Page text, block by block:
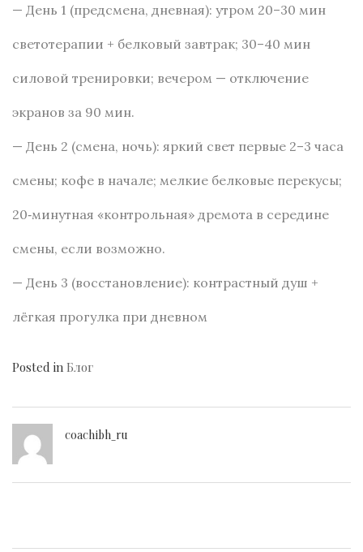
— День 1 (предсмена, дневная): утром 20–30 мин
светотерапии + белковый завтрак; 30–40 мин
силовой тренировки; вечером — отключение
экранов за 90 мин.
— День 2 (смена, ночь): яркий свет первые 2–3 часа
смены; кофе в начале; мелкие белковые перекусы;
20‑минутная «контрольная» дремота в середине
смены, если возможно.
— День 3 (восстановление): контрастный душ +
лёгкая прогулка при дневном
Posted in Блог
coachibh_ru